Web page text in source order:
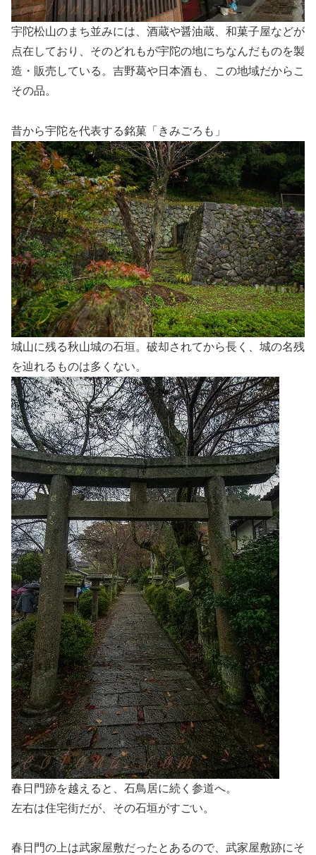
宇陀松山のまち並みには、酒蔵や醤油蔵、和菓子屋などが
点在しており、そのどれもが宇陀の地にちなんだものを製
造・販売している。吉野葛や日本酒も、この地域だからこ
その品。
昔から宇陀を代表する銘菓「きみごろも」
城山に残る秋山城の石垣。破却されてから長く、城の名残
を辿れるものは多くない。
春日門跡を越えると、石鳥居に続く参道へ。
左右は住宅街だが、その石垣がすごい。
春日門の上は武家屋敷だったとあるので、武家屋敷跡にそ